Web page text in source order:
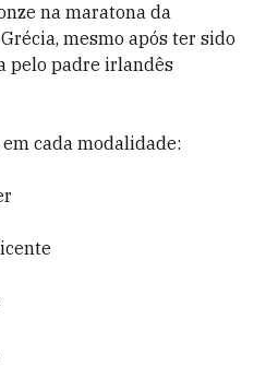
na maratona da
mesmo após ter sido
pelo padre irlandês
cada modalidade: